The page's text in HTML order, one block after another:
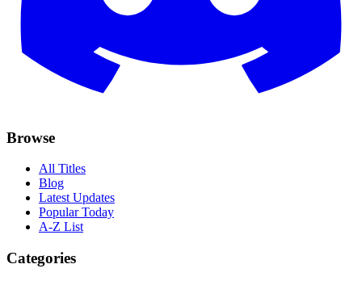
Browse
All Titles
Blog
Latest Updates
Popular Today
A-Z List
Categories